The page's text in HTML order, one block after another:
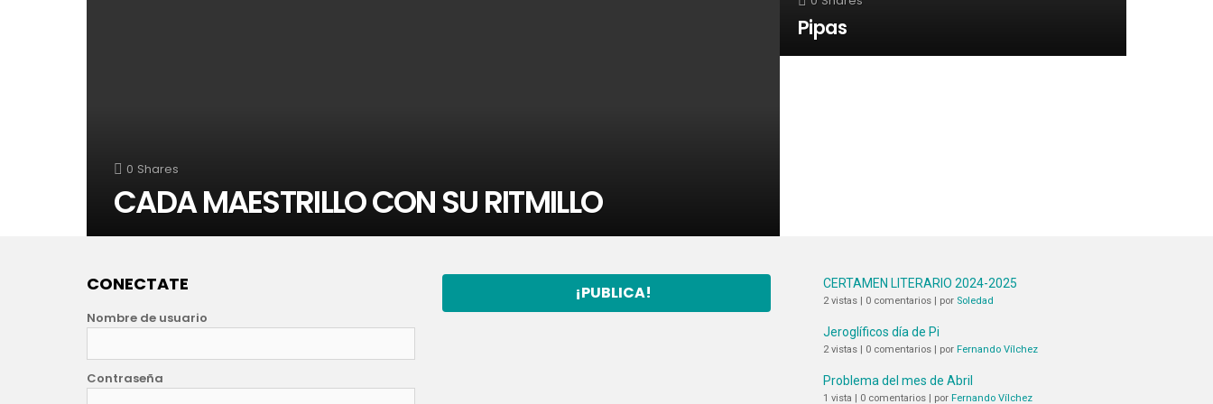
0 Shares
CADA MAESTRILLO CON SU RITMILLO
Pipas
CONECTATE
Nombre de usuario
Contraseña
¡PUBLICA! CERTAMEN LITERARIO 2024-2025
2 vistas 0 comentarios por Soledad
Jeroglíficos día de Pi
2 vistas 0 comentarios por Fernando Vílchez
Problema del mes de Abril
1 vista 0 comentarios por Fernando Vílchez